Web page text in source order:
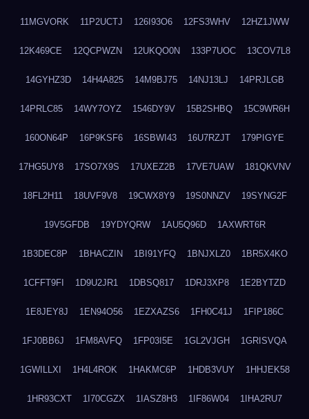
11MGVORK 11P2UCTJ 126I93O6 12FS3WHV 12HZ1JWW
12K469CE 12QCPWZN 12UKQO0N 133P7UOC 13COV7L8
14GYHZ3D 14H4A825 14M9BJ75 14NJ13LJ 14PRJLGB
14PRLC85 14WY7OYZ 1546DY9V 15B2SHBQ 15C9WR6H
160ON64P 16P9KSF6 16SBWI43 16U7RZJT 179PIGYE
17HG5UY8 17SO7X9S 17UXEZ2B 17VE7UAW 181QKVNV
18FL2H11 18UVF9V8 19CWX8Y9 19S0NNZV 19SYNG2F
19V5GFDB 19YDYQRW 1AU5Q96D 1AXWRT6R
1B3DEC8P 1BHACZIN 1BI91YFQ 1BNJXLZ0 1BR5X4KO
1CFFT9FI 1D9U2JR1 1DBSQ817 1DRJ3XP8 1E2BYTZD
1E8JEY8J 1EN94O56 1EZXAZS6 1FH0C41J 1FIP186C
1FJ0BB6J 1FM8AVFQ 1FP03I5E 1GL2VJGH 1GRISVQA
1GWILLXI 1H4L4ROK 1HAKMC6P 1HDB3VUY 1HHJEK58
1HR93CXT 1I70CGZX 1IASZ8H3 1IF86W04 1IHA2RU7